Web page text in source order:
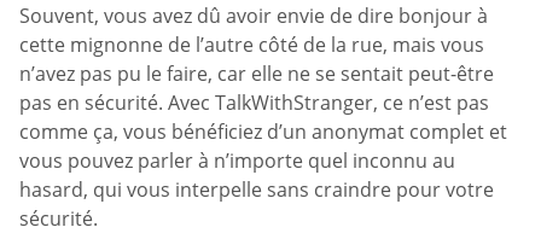
Souvent, vous avez dû avoir envie de dire bonjour à
cette mignonne de l’autre côté de la rue, mais vous
n’avez pas pu le faire, car elle ne se sentait peut-être
pas en sécurité. Avec TalkWithStranger, ce n’est pas
comme ça, vous bénéficiez d’un anonymat complet et
vous pouvez parler à n’importe quel inconnu au
hasard, qui vous interpelle sans craindre pour votre
sécurité.